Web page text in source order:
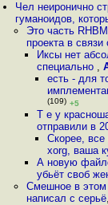
Чел неиронично
гуманоидов,
Это часть
проекта в связи
Иксы нет
специально ,
есть - для
(109) +5
Т е у
отправили в
Скорее,
xorg, ваша
А новую
убьёт своб
Смешное в этом
написал с серьё,